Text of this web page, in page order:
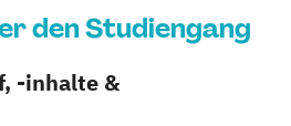
den Studiengang
-inhalte &